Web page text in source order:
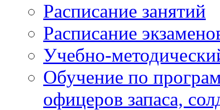
Расписание занятий
Расписание
Учебно-
Обучение по
офицеров запаса,